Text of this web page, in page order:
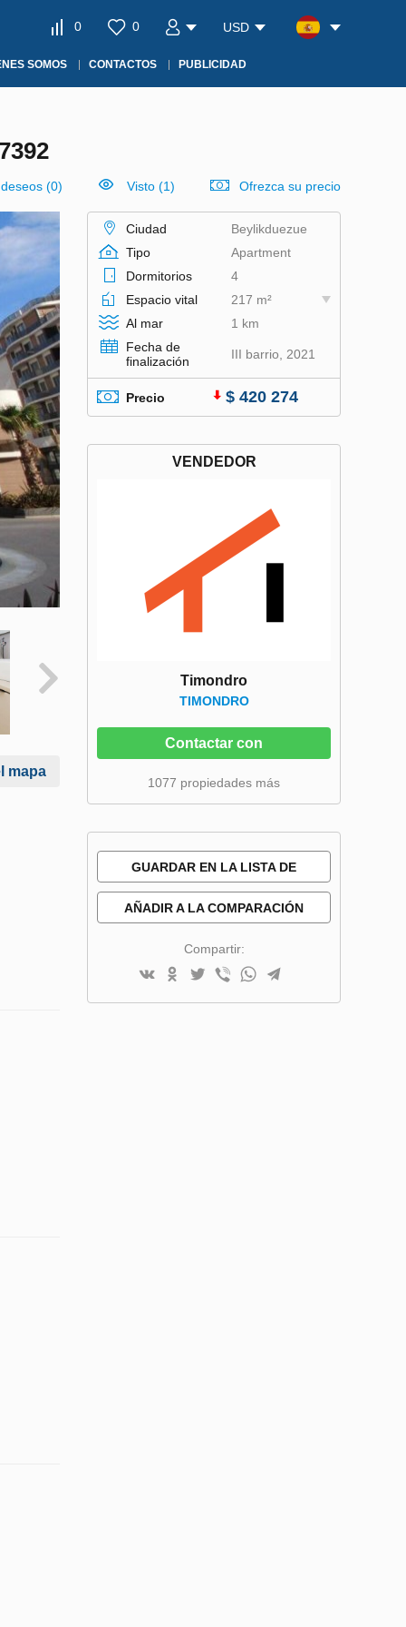
0 0 USD
SOMOS CONTACTOS PUBLICIDAD
(0) Visto (1) Ofrezca su precio
mapa
Ciudad
Beylikduezue
Tipo
Apartment
Dormitorios
4
Espacio vital
217 m²
Al mar
1 km
Fecha de
finalización
III barrio, 2021
Precio $ 420 274
VENDEDOR
Timondro
TIMONDRO
Contactar con
1077 propiedades más
GUARDAR EN LA LISTA DE
AÑADIR A LA COMPARACIÓN
Compartir: